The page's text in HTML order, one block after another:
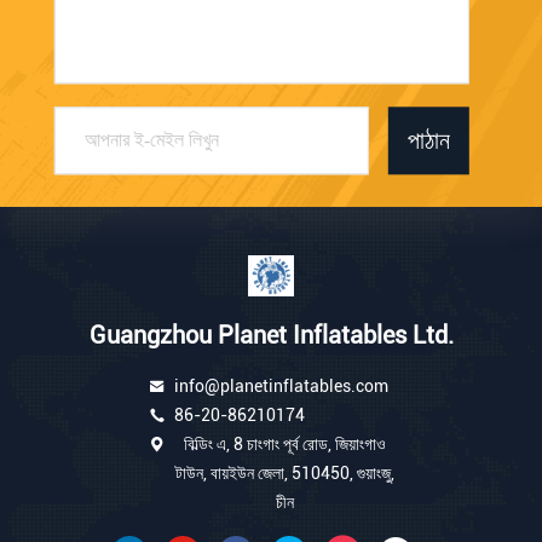
পাঠান
Guangzhou Planet Inflatables Ltd.
info@planetinflatables.com
86-20-86210174
বিল্ডিং এ, 8 চাংগাং পূর্ব রোড, জিয়াংগাও
টাউন, বায়ইউন জেলা, 510450, গুয়াংজু,
চীন